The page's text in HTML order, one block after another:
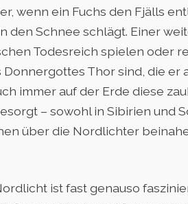
wenn ein Fuchs den Fjälls
den Schnee schlägt. Einer
Todesreich spielen oder
Thor sind, die er
immer auf der Erde diese
– sowohl in Sibirien und
über die Nordlichter
ist fast genauso